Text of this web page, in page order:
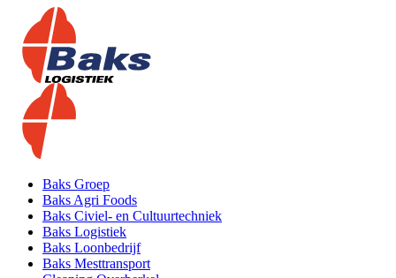
Baks Groep
Baks Agri Foods
Baks Civiel- en Cultuurtechniek
Baks Logistiek
Baks Loonbedrijf
Baks Mesttransport